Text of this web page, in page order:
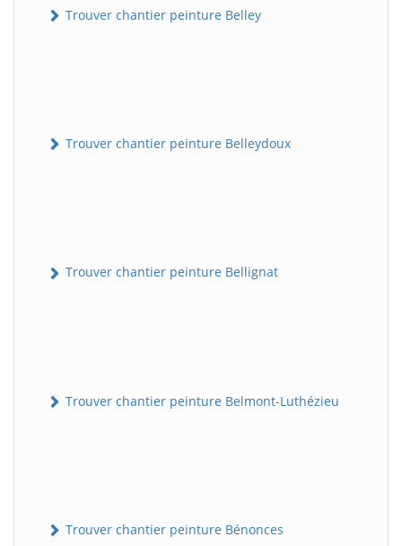
Trouver chantier peinture Belley
Trouver chantier peinture Belleydoux
Trouver chantier peinture Bellignat
Trouver chantier peinture Belmont-Luthézieu
Trouver chantier peinture Bénonces